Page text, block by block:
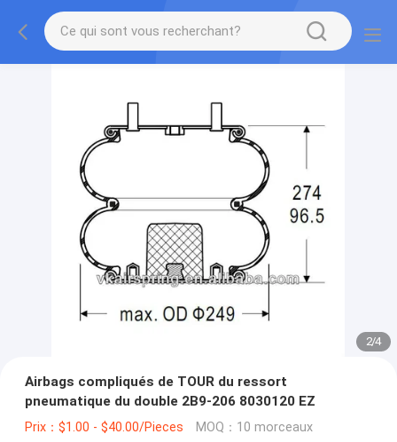
2/4
Airbags compliqués de TOUR du ressort
pneumatique du double 2B9-206 8030120 EZ
Prix：$1.00 - $40.00/Pieces MOQ：10 morceaux